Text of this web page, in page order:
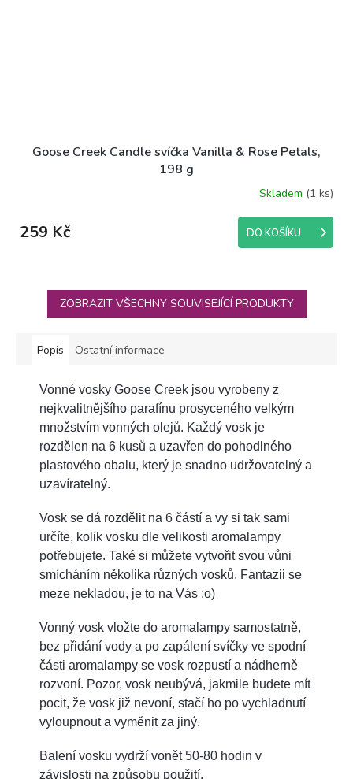
Goose Creek Candle svíčka Vanilla & Rose Petals,
198 g
Skladem (1 ks)
259 Kč DO KOŠÍKU
ZOBRAZIT VŠECHNY SOUVISEJÍCÍ PRODUKTY
Popis Ostatní informace
Vonné vosky Goose Creek jsou vyrobeny z
nejkvalitnějšího parafínu prosyceného velkým
množstvím vonných olejů. Každý vosk je
rozdělen na 6 kusů a uzavřen do pohodlného
plastového obalu, který je snadno udržovatelný a
uzavíratelný.
Vosk se dá rozdělit na 6 částí a vy si tak sami
určíte, kolik vosku dle velikosti aromalampy
potřebujete. Také si můžete vytvořit svou vůni
smícháním několika různých vosků. Fantazii se
meze nekladou, je to na Vás :o)
Vonný vosk vložte do aromalampy samostatně,
bez přidání vody a po zapálení svíčky ve spodní
části aromalampy se vosk rozpustí a nádherně
rozvoní. Pozor, vosk neubývá, jakmile budete mít
pocit, že vosk již nevoní, stačí ho po vychladnutí
vyloupnout a vyměnit za jiný.
Balení vosku vydrží vonět 50-80 hodin v
závislosti na způsobu použití.